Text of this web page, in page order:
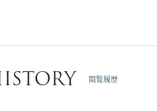
閲覧履歴